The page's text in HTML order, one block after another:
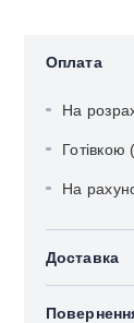
Оплата
На
Готівкою
На
Доставка